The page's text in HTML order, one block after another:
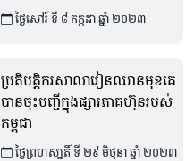
ច្បាប់ថ្ងៃសៅរ៍ ទី ៨ កក្កដា ឆ្នាំ ២០២៣
ប្រតិបត្តិករសាលារៀនឈានមុខគេ
បានចុះបញ្ជីក្នុងផ្សារភាគហ៊ុនរបស់
កម្ពុជា
ថ្ងៃព្រហស្បតិ៍ ទី ២៩ មិថុនា ឆ្នាំ ២០២៣